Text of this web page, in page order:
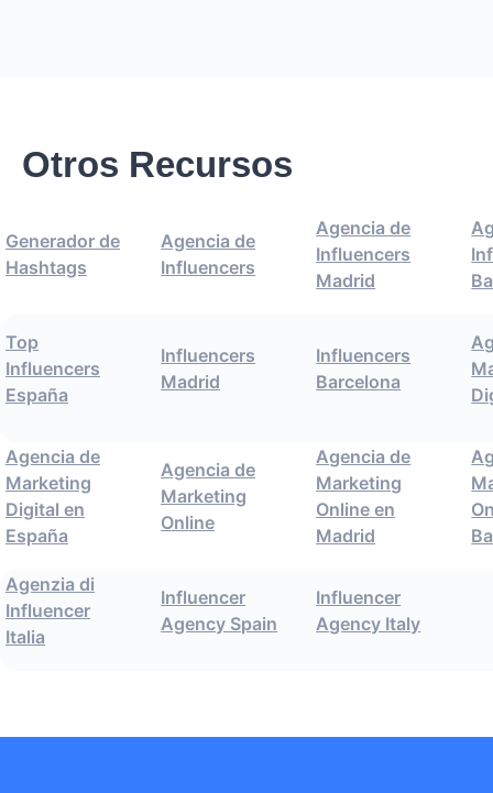
Otros Recursos
Generador de
Hashtags
Agencia de
Influencers
Agencia de
Influencers
Madrid
Top
Influencers
España
Influencers
Madrid
Influencers
Barcelona
Agencia de
Marketing
Digital en
España
Agencia de
Marketing
Online
Agencia de
Marketing
Online en
Madrid
Agenzia di
Influencer
Italia
Influencer
Agency Spain
Influencer
Agency Italy